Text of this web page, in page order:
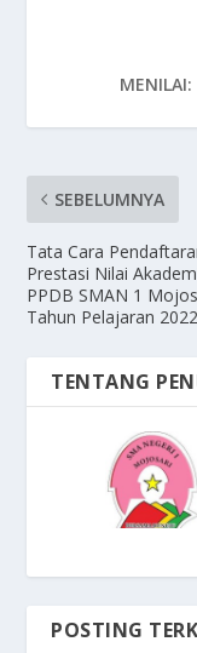
MENILAI:
SEBELUMNYA
Tata Cara
Prestasi Nilai
PPDB SMAN 1
Tahun Pelajaran
TENTANG
POSTING